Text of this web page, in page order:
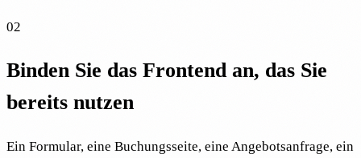
02
Binden Sie das Frontend an, das Sie
bereits nutzen
Ein Formular, eine Buchungsseite, eine Angebotsanfrage, ein